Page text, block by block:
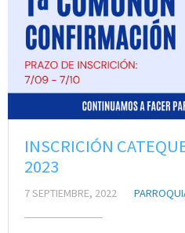
INSCRICIÓN
2023
7 SEPTIEMBRE, 2022